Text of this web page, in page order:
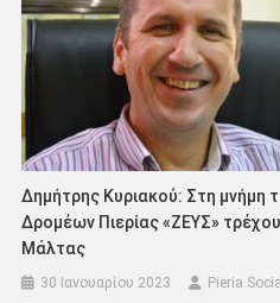
Δημήτρης Κυριακού: Στη μνήμη
Δρομέων Πιερίας «ΖΕΥΣ»
Μάλτας
30 Ιανουαρίου 2023 Pieria Social